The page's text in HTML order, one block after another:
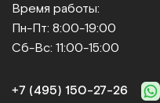
Время работы:
Пн-Пт: 8:00-19:00
Сб-Вс: 11:00-15:00
+7 (495) 150‑27‑26